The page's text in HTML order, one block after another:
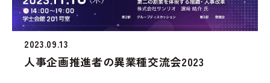
2023.09.13
人事企画推進者の異業種交流会2023